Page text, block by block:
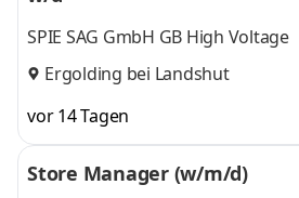
SPIE SAG GmbH GB High Voltage
Ergolding bei Landshut
vor 14 Tagen
Store Manager (w/m/d)